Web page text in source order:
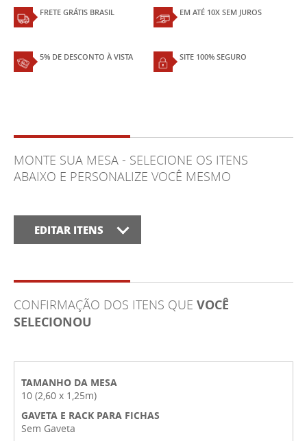
FRETE GRÁTIS BRASIL EM ATÉ 10X SEM JUROS
5% DE DESCONTO À VISTA SITE 100% SEGURO
MONTE SUA MESA - SELECIONE OS ITENS
ABAIXO E PERSONALIZE VOCÊ MESMO
EDITAR ITENS
CONFIRMAÇÃO DOS ITENS QUE VOCÊ
SELECIONOU
TAMANHO DA MESA
10 (2,60 x 1,25m)
GAVETA E RACK PARA FICHAS
Sem Gaveta